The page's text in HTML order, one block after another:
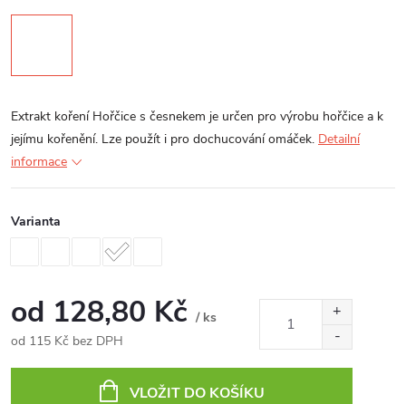
Extrakt koření Hořčice s česnekem je určen pro výrobu hořčice a k
jejímu kořenění. Lze použít i pro dochucování omáček. Detailní
informace
Varianta
od 128,80 Kč / ks
od 115 Kč bez DPH
VLOŽIT DO KOŠÍKU